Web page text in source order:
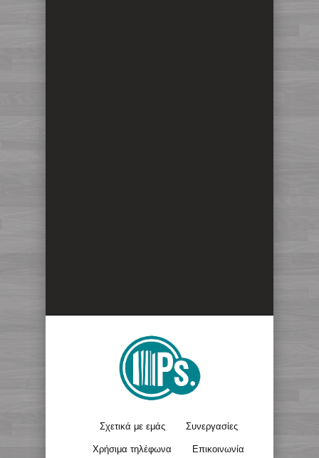
Σχετικά με εμάς Συνεργασίες
Χρήσιμα τηλέφωνα Επικοινωνία